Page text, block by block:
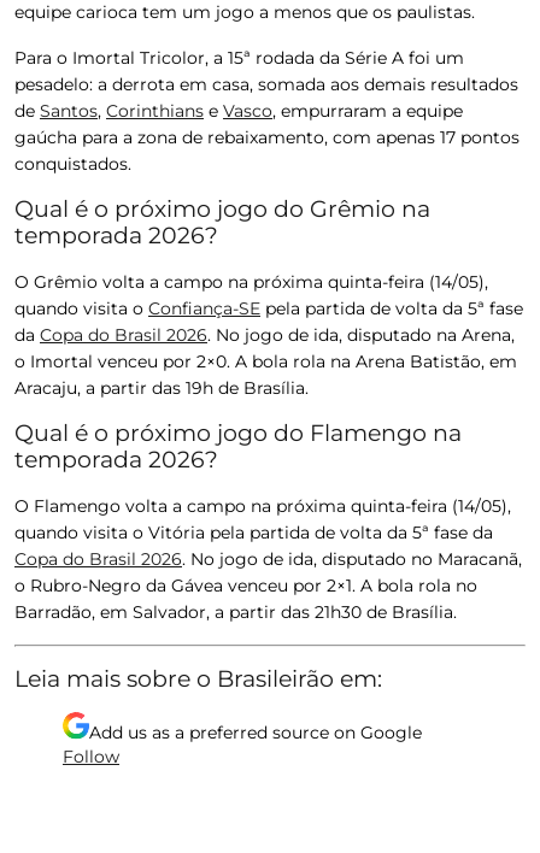
equipe carioca tem um jogo a menos que os paulistas.
Para o Imortal Tricolor, a 15ª rodada da Série A foi um
pesadelo: a derrota em casa, somada aos demais resultados
de Santos, Corinthians e Vasco, empurraram a equipe
gaúcha para a zona de rebaixamento, com apenas 17 pontos
conquistados.
Qual é o próximo jogo do Grêmio na
temporada 2026?
O Grêmio volta a campo na próxima quinta-feira (14/05),
quando visita o Confiança-SE pela partida de volta da 5ª fase
da Copa do Brasil 2026. No jogo de ida, disputado na Arena,
o Imortal venceu por 2×0. A bola rola na Arena Batistão, em
Aracaju, a partir das 19h de Brasília.
Qual é o próximo jogo do Flamengo na
temporada 2026?
O Flamengo volta a campo na próxima quinta-feira (14/05),
quando visita o Vitória pela partida de volta da 5ª fase da
Copa do Brasil 2026. No jogo de ida, disputado no Maracanã,
o Rubro-Negro da Gávea venceu por 2×1. A bola rola no
Barradão, em Salvador, a partir das 21h30 de Brasília.
Leia mais sobre o Brasileirão em:
Add us as a preferred source on Google
Follow